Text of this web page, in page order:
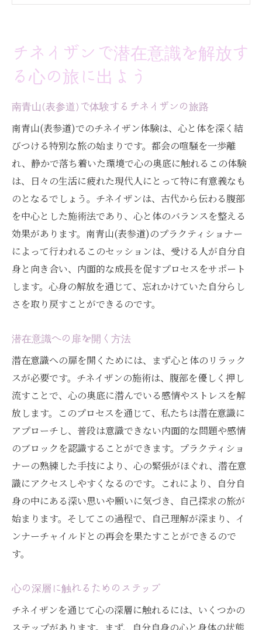
都会の喧騒を離れた癒しの時間
南青山(表参道)で体験するチネイザンとインナ
チネイザンが導くインナーチャイルドの開
放
南青山(表参道)での施術がもたらす効果
心の奥深くに潜む可能性を探る
感情ブロックを和らげる施術の流れ
新たな自分を見つけるためのヒント
チネイザンを通じた自己発見の旅
感情のブロックを解除し自分らしさを取り戻す
チネイザンの力
チネイザンによる感情の解放メカニズム
自分らしさを再発見するためのステージ
感情のブロックが引き起こす影響
チネイザンの施術で得られる内的安定
都会の喧騒を離れ潜在意識にアクセスするチネ
イザンの魅力
心の静寂を求めるチネイザンの旅
南青山(表参道)での癒しのひととき
潜在意識にアクセスするための環境作り
チネイザンが届ける心の平穏
リラックスすることの重要性
生の一歩
チネイザンが促す成長のステップ
内なる変化を感じるプロセス
チネイザンで潜在意識を解放す
る心の旅に出よう
南青山(表参道)で体験するチネイザンの旅路
南青山(表参道)でのチネイザン体験は、心と体を深く結
びつける特別な旅の始まりです。都会の喧騒を一歩離
れ、静かで落ち着いた環境で心の奥底に触れるこの体験
は、日々の生活に疲れた現代人にとって特に有意義なも
のとなるでしょう。チネイザンは、古代から伝わる腹部
を中心とした施術法であり、心と体のバランスを整える
効果があります。南青山(表参道)のプラクティショナー
によって行われるこのセッションは、受ける人が自分自
身と向き合い、内面的な成長を促すプロセスをサポート
します。心身の解放を通じて、忘れかけていた自分らし
さを取り戻すことができるのです。
潜在意識への扉を開く方法
潜在意識への扉を開くためには、まず心と体のリラック
スが必要です。チネイザンの施術は、腹部を優しく押し
流すことで、心の奥底に潜んでいる感情やストレスを解
放します。このプロセスを通じて、私たちは潜在意識に
アプローチし、普段は意識できない内面的な問題や感情
のブロックを認識することができます。プラクティショ
ナーの熟練した手技により、心の緊張がほぐれ、潜在意
識にアクセスしやすくなるのです。これにより、自分自
身の中にある深い思いや願いに気づき、自己探求の旅が
始まります。そしてこの過程で、自己理解が深まり、イ
ンナーチャイルドとの再会を果たすことができるので
す。
心の深層に触れるためのステップ
チネイザンを通じて心の深層に触れるには、いくつかの